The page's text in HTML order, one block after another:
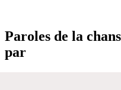
Paroles de la
par